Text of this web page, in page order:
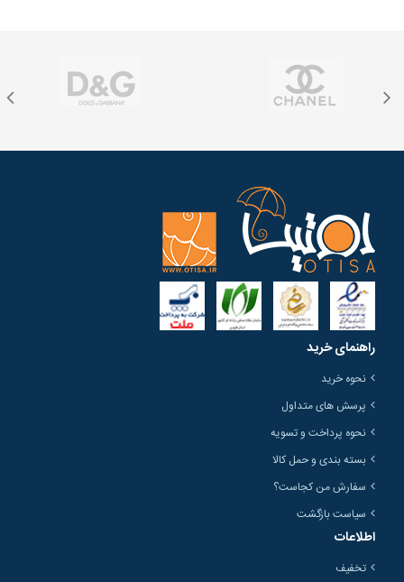
راهنمای خرید
نحوه خرید
پرسش های متداول
نحوه پرداخت و تسویه
بسته بندی و حمل کالا
سفارش من کجاست؟
سیاست بازگشت
اطلاعات
تخفیف